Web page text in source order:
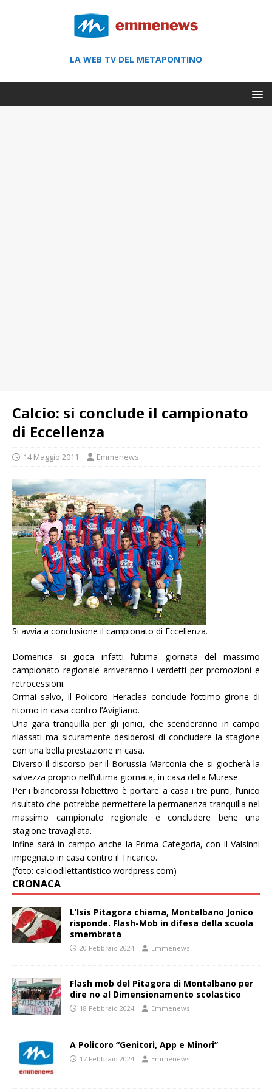
LA WEB TV DEL METAPONTINO
Calcio: si conclude il campionato
di Eccellenza
14 Maggio 2011 Emmenews
Si avvia a conclusione il campionato di Eccellenza.
Domenica si gioca infatti l’ultima giornata del massimo
campionato regionale arriveranno i verdetti per promozioni e
retrocessioni.
Ormai salvo, il Policoro Heraclea conclude l’ottimo girone di
ritorno in casa contro l’Avigliano.
Una gara tranquilla per gli jonici, che scenderanno in campo
rilassati ma sicuramente desiderosi di concludere la stagione
con una bella prestazione in casa.
Diverso il discorso per il Borussia Marconia che si giocherà la
salvezza proprio nell’ultima giornata, in casa della Murese.
Per i biancorossi l’obiettivo è portare a casa i tre punti, l’unico
risultato che potrebbe permettere la permanenza tranquilla nel
massimo campionato regionale e concludere bene una
stagione travagliata.
Infine sarà in campo anche la Prima Categoria, con il Valsinni
impegnato in casa contro il Tricarico.
(foto: calciodilettantistico.wordpress.com)
CRONACA
L’Isis Pitagora chiama, Montalbano Jonico
risponde. Flash-Mob in difesa della scuola
smembrata
20 Febbraio 2024 Emmenews
Flash mob del Pitagora di Montalbano per
dire no al Dimensionamento scolastico
18 Febbraio 2024 Emmenews
A Policoro “Genitori, App e Minori”
17 Febbraio 2024 Emmenews